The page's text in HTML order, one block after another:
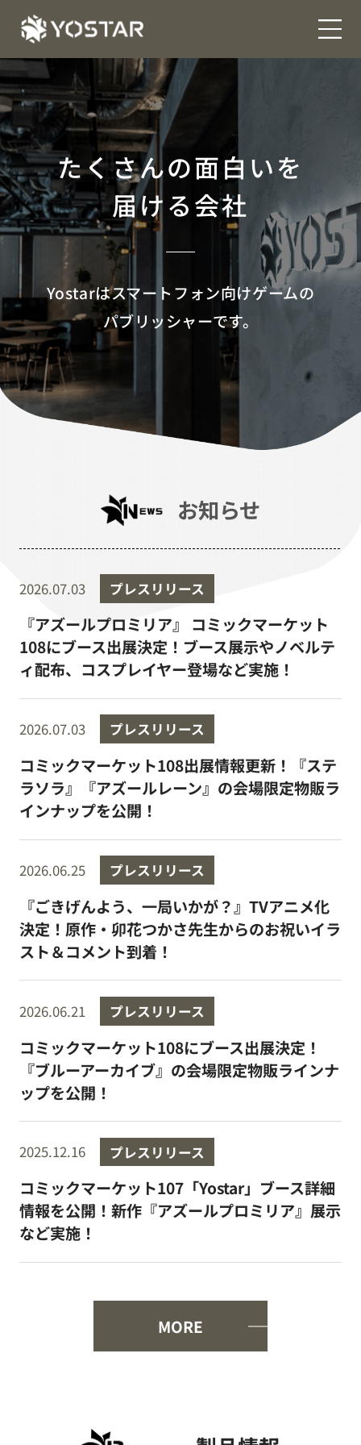
たくさんの面白いを
届ける会社
Yostarはスマートフォン向けゲームの
パブリッシャーです。
お知らせ
2026.07.03 プレスリリース
『アズールプロミリア』 コミックマーケット
108にブース出展決定！ブース展示やノベルテ
ィ配布、コスプレイヤー登場など実施！
2026.07.03 プレスリリース
コミックマーケット108出展情報更新！『ステ
ラソラ』『アズールレーン』の会場限定物販ラ
インナップを公開！
2026.06.25 プレスリリース
『ごきげんよう、一局いかが？』TVアニメ化
決定！原作・卯花つかさ先生からのお祝いイラ
スト＆コメント到着！
2026.06.21 プレスリリース
コミックマーケット108にブース出展決定！
『ブルーアーカイブ』の会場限定物販ラインナ
ップを公開！
2025.12.16 プレスリリース
コミックマーケット107「Yostar」ブース詳細
情報を公開！新作『アズールプロミリア』展示
など実施！
MORE